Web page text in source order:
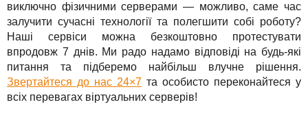
виключно фізичними серверами — можливо, саме час
залучити сучасні технології та полегшити собі роботу?
Наші сервіси можна безкоштовно протестувати
впродовж 7 днів. Ми радо надамо відповіді на будь-які
питання та підберемо найбільш влучне рішення.
Звертайтеся до нас 24×7 та особисто переконайтеся у
всіх перевагах віртуальних серверів!